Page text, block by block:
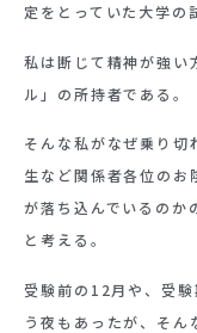
定をとっていた大学の
私は断じて精神が強い
ル」の所持者である。
そんな私がなぜ乗り切
生など関係者各位のお
が落ち込んでいるのか
と考える。
受験前の12月や、受
う夜もあったが、そん